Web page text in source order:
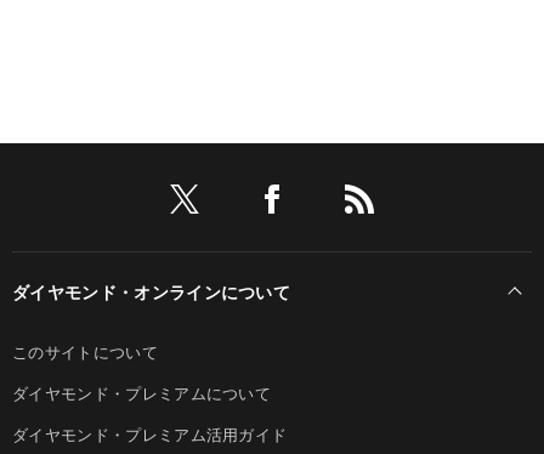
ダイヤモンド・オンラインについて
このサイトについて
ダイヤモンド・プレミアムについて
ダイヤモンド・プレミアム活用ガイド